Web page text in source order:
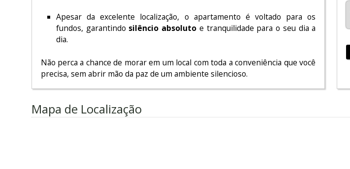
Apesar da excelente localização, o apartamento é voltado para os
fundos, garantindo silêncio absoluto e tranquilidade para o seu dia a
dia.
Não perca a chance de morar em um local com toda a conveniência que você
precisa, sem abrir mão da paz de um ambiente silencioso.
Mapa de Localização